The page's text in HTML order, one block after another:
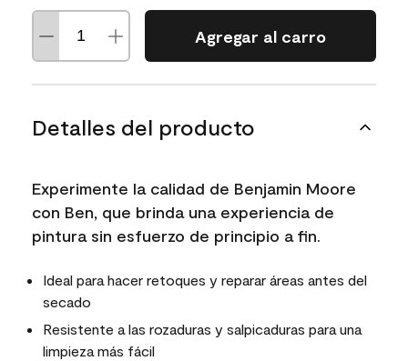
Agregar al carro
Detalles del producto
Experimente la calidad de Benjamin Moore
con Ben, que brinda una experiencia de
pintura sin esfuerzo de principio a fin.
Ideal para hacer retoques y reparar áreas antes del
secado
Resistente a las rozaduras y salpicaduras para una
limpieza más fácil